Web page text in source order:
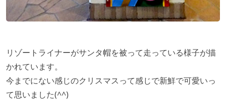
リゾートライナーがサンタ帽を被って走っている様子が描
かれています。
今までにない感じのクリスマスって感じで新鮮で可愛いっ
て思いました(^^)